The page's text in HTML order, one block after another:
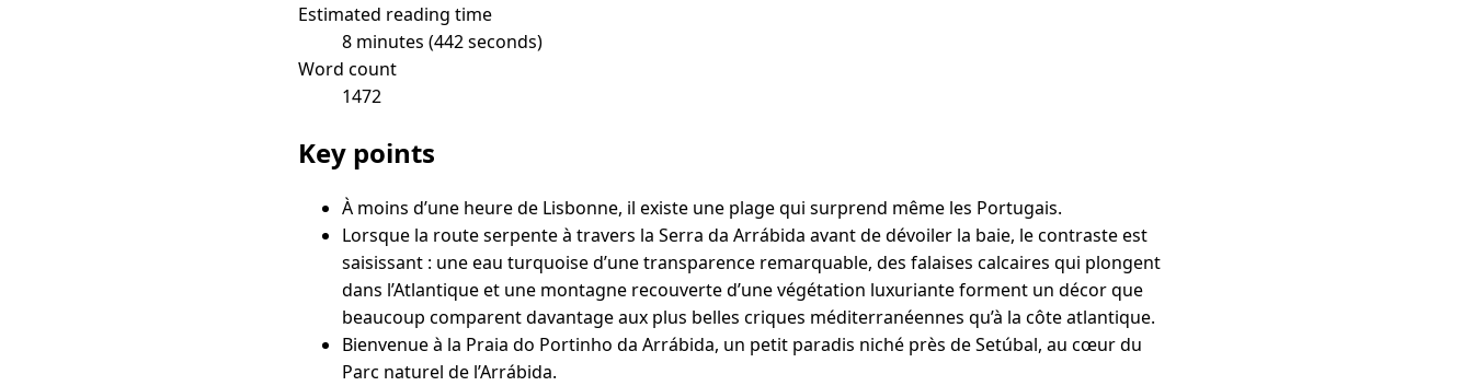
Estimated reading time
8 minutes (442 seconds)
Word count
1472
Key points
À moins d’une heure de Lisbonne, il existe une plage qui surprend même les Portugais.
Lorsque la route serpente à travers la Serra da Arrábida avant de dévoiler la baie, le contraste est
saisissant : une eau turquoise d’une transparence remarquable, des falaises calcaires qui plongent
dans l’Atlantique et une montagne recouverte d’une végétation luxuriante forment un décor que
beaucoup comparent davantage aux plus belles criques méditerranéennes qu’à la côte atlantique.
Bienvenue à la Praia do Portinho da Arrábida, un petit paradis niché près de Setúbal, au cœur du
Parc naturel de l’Arrábida.